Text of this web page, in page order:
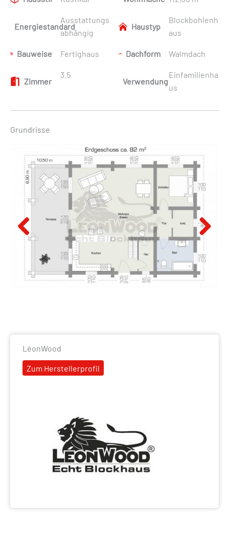
Energiestandard
Ausstattungs
abhängig
Haustyp
Blockbohlenh
aus
Bauweise Fertighaus Dachform Walmdach
Zimmer
3.5
Verwendung
Einfamilienha
us
Grundrisse
Previous Next
LéonWood
Zum Herstellerprofil